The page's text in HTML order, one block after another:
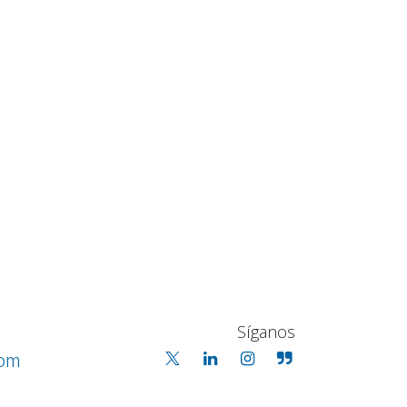
Síganos